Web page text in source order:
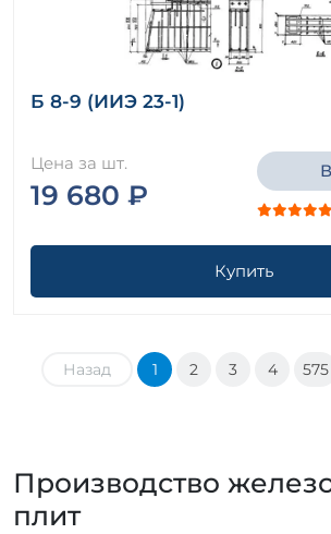
Б 8-9 (ИИЭ 23-1)
Цена за шт.
19 680 ₽
Купить
Назад 1 2 3 4 575
Производство
плит